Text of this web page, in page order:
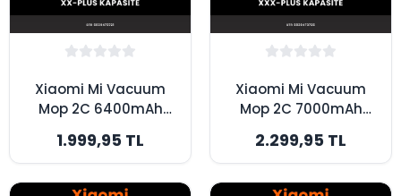
Xiaomi Mi Vacuum
Mop 2C 6400mAh
Bataryası - Gerçek
Kapasite, Maksimum
Güvenlik
1.999,95 TL
Xiaomi Mi Vacuum
Mop 2C 7000mAh
Bataryası - Gerçek
Kapasite, Maksimum
Güvenlik
2.299,95 TL